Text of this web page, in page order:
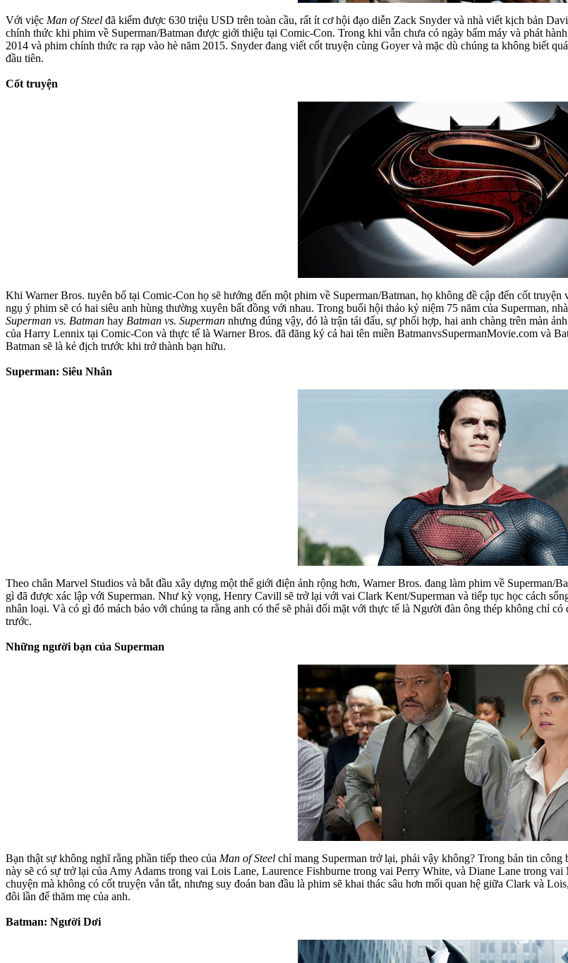
Với việc Man of Steel đã kiếm được 630 triệu USD trên toàn cầu, rất ít cơ hội đạo diễn Zack Snyder và nhà viết kịch bản
chính thức khi phim về Superman/Batman được giới thiệu tại Comic-Con. Trong khi vẫn chưa có ngày bấm máy và phát
2014 và phim chính thức ra rạp vào hè năm 2015. Snyder đang viết cốt truyện cùng Goyer và mặc dù chúng ta không biết
đầu tiên.
Cốt truyện
Khi Warner Bros. tuyên bố tại Comic-Con họ sẽ hướng đến một phim về Superman/Batman, họ không đề cập đến cốt
ngụ ý phim sẽ có hai siêu anh hùng thường xuyên bất đồng với nhau. Trong buổi hội thảo kỷ niệm 75 năm của Superman,
Superman vs. Batman hay Batman vs. Superman nhưng đúng vậy, đó là trận tái đấu, sự phối hợp, hai anh chàng trên màn
của Harry Lennix tại Comic-Con và thực tế là Warner Bros. đã đăng ký cả hai tên miền BatmanvsSupermanMovie.com và
Batman sẽ là kẻ địch trước khi trở thành bạn hữu.
Superman: Siêu Nhân
Theo chân Marvel Studios và bắt đầu xây dựng một thế giới điện ảnh rộng hơn, Warner Bros. đang làm phim về Superman/
gì đã được xác lập với Superman. Như kỳ vọng, Henry Cavill sẽ trở lại với vai Clark Kent/Superman và tiếp tục học cách
nhân loại. Và có gì đó mách bảo với chúng ta rằng anh có thể sẽ phải đối mặt với thực tế là Người đàn ông thép không chỉ
trước.
Những người bạn của Superman
Bạn thật sự không nghĩ rằng phần tiếp theo của Man of Steel chỉ mang Superman trở lại, phải vậy không? Trong bản tin
này sẽ có sự trở lại của Amy Adams trong vai Lois Lane, Laurence Fishburne trong vai Perry White, và Diane Lane trong
chuyện mà không có cốt truyện vắn tắt, nhưng suy đoán ban đầu là phim sẽ khai thác sâu hơn mối quan hệ giữa Clark và
đôi lần để thăm mẹ của anh.
Batman: Người Dơi